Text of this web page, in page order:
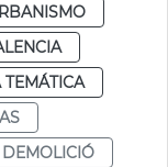
DEMOLICIÓ